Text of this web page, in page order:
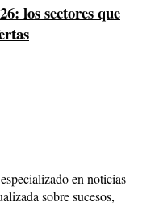
los sectores que
en noticias
sobre sucesos,